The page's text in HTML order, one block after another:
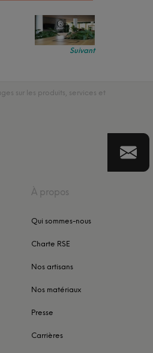
Suivant
sur les produits, services et
À propos
Qui sommes-nous
Charte RSE
Nos artisans
Nos matériaux
Presse
Carrières